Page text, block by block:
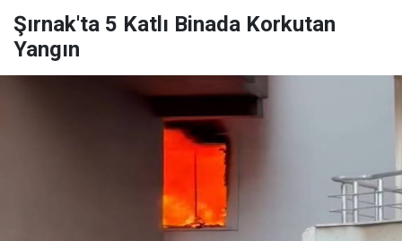
Şırnak'ta 5 Katlı Binada Korkutan
Yangın